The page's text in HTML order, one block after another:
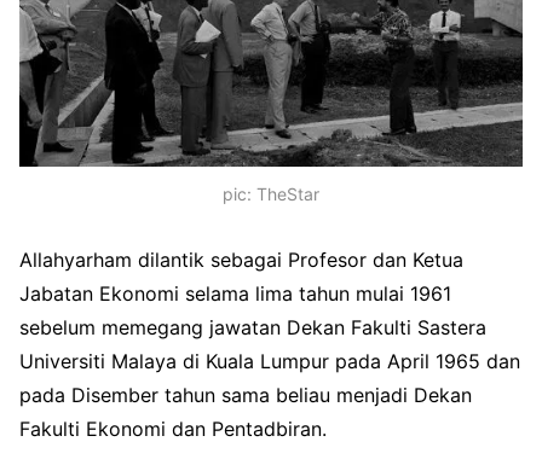
pic: TheStar
Allahyarham dilantik sebagai Profesor dan Ketua
Jabatan Ekonomi selama lima tahun mulai 1961
sebelum memegang jawatan Dekan Fakulti Sastera
Universiti Malaya di Kuala Lumpur pada April 1965 dan
pada Disember tahun sama beliau menjadi Dekan
Fakulti Ekonomi dan Pentadbiran.